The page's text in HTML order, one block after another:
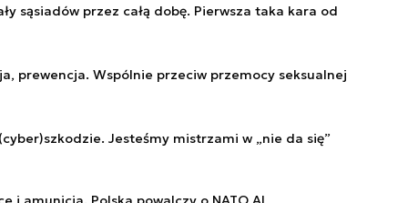
sąsiadów przez całą dobę. Pierwsza taka kara od
prewencja. Wspólnie przeciw przemocy seksualnej
Jesteśmy mistrzami w „nie da się”